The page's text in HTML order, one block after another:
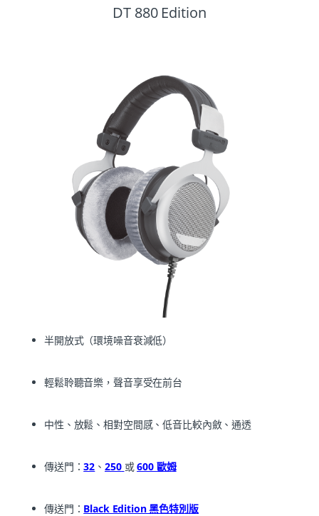
DT 880 Edition
半開放式（環境噪音衰減低）
輕鬆聆聽音樂，聲音享受在前台
中性、放鬆、相對空間感、低音比較內斂、通透
傳送門：32 、250 或600 歐姆
傳送門： Black Edition 黑色特別版